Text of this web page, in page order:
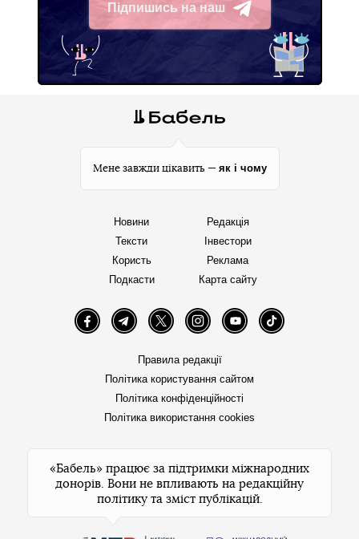
Підпишись на наш
Telegram
Мене завжди цікавить — як і чому
Новини
Тексти
Користь
Подкасти
Редакція
Інвестори
Реклама
Карта сайту
FacebookTelegramTwitter InstagramYouTube TikTok
Правила редакції
Політика користування сайтом
Політика конфіденційності
Політика використання cookies
«Бабель» працює за підтримки міжнародних
донорів. Вони не впливають на редакційну
політику та зміст публікацій.